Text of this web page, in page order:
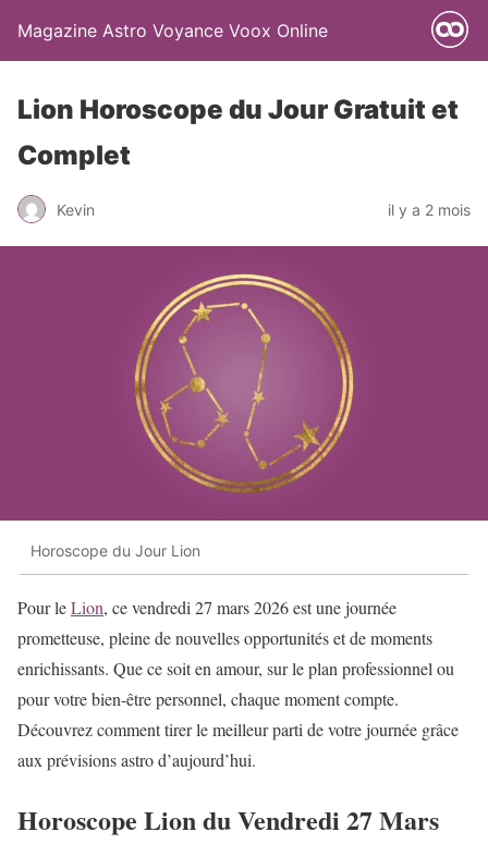
Magazine Astro Voyance Voox Online
Lion Horoscope du Jour Gratuit et
Complet
Kevin il y a 2 mois
Horoscope du Jour Lion
Pour leLion, ce vendredi 27 mars 2026 est une journée
prometteuse, pleine de nouvelles opportunités et de moments
enrichissants. Que ce soit en amour, sur le plan professionnel ou
pour votre bien-être personnel, chaque moment compte.
Découvrez comment tirer le meilleur parti de votre journée grâce
aux prévisions astro d’aujourd’hui.
Horoscope Lion du Vendredi 27 Mars